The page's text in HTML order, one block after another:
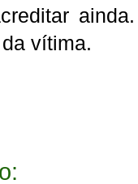
vítima.